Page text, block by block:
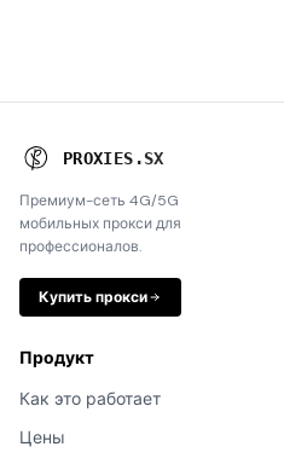
PROXIES .SX
Премиум-сеть 4G/5G
мобильных прокси для
профессионалов.
Купить прокси
Продукт
Как это работает
Цены